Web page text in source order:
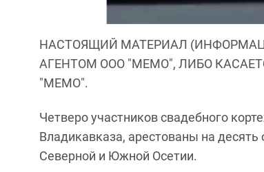
НАСТОЯЩИЙ МАТЕРИАЛ
АГЕНТОМ ООО "МЕМО", ЛИБО
"МЕМО".
Четверо участников свадебного
Владикавказа, арестованы на
Северной и Южной Осетии.